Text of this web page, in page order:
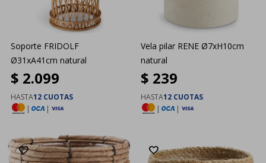
Soporte FRIDOLF
Ø31xA41cm natural
$ 2.099
HASTA12 CUOTAS
|
|
Vela pilar RENE Ø7xH10cm
natural
$ 239
HASTA12 CUOTAS
|
|